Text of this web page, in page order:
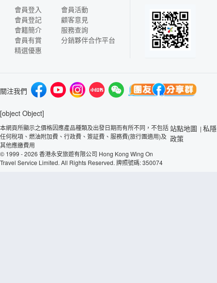
會員登入
會員登記
會籍簡介
會員有賞
精選優惠
會員活動
顧客意見
服務查詢
分銷夥伴合作平台
關注我們
[object Object]
本網頁所顯示之價格因應產品種類及出發日期而有所不同，不包括
任何稅項、燃油附加費、行政費、簽証費、服務費(旅行團適用)及
其他應繳費用
© 1999 - 2026 香港永安旅遊有限公司 Hong Kong Wing On
Travel Service Limited. All Rights Reserved. 牌照號碼: 350074
站點地圖 | 私隱
政策